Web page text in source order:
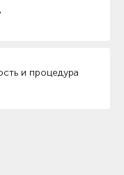
и процедура